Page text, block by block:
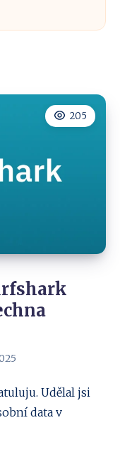
205
Udělal jsi
data v